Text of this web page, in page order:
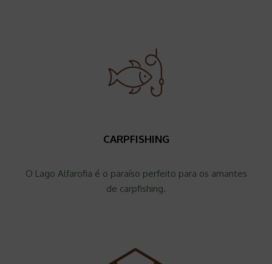
CARPFISHING
O Lago Alfarofia é o paraíso perfeito para os amantes
de carpfishing.